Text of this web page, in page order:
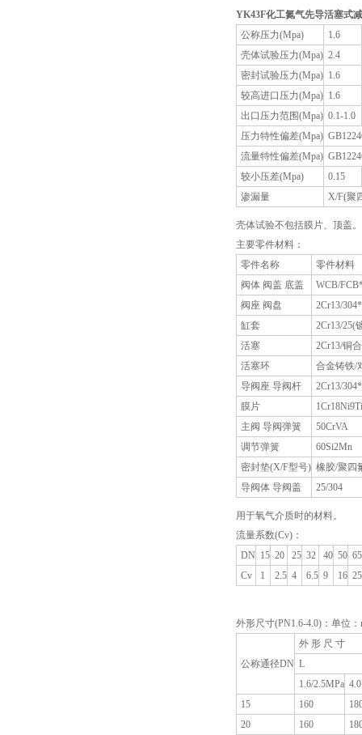
YK43F化工氮气先导活塞式
公称压力(Mpa)
1.6
壳体试验压力(Mpa) 2.4
密封试验压力(Mpa) 1.6
较高进口压力(Mpa) 1.6
出口压力范围(Mpa) 0.1-1.0
压力特性偏差(Mpa)
流量特性偏差(Mpa)
较小压差(Mpa)
0.15
渗漏量
X/F(聚
壳体试验不包括膜片、顶盖。
主要零件材料：
零件名称
零件材料
阀体 阀盖 底盖
WCB/
阀座 阀盘
2Cr13/304*
缸套
2Cr13/25(
活塞
2Cr13/铜
活塞环
合金铸铁/
导阀座 导阀杆
2Cr13/304*
膜片
1Cr18Ni9Ti
主阀 导阀弹簧
50CrVA
调节弹簧
60Si2Mn
密封垫(X/F型号) 橡胶/聚四
导阀体 导阀盖
25/304
用于氧气介质时的材料。
流量系数(Cv)：
DN 15 20 25 32 40 50 65
Cv
1 2.5 4 6.5 9 16 25
外形尺寸(PN1.6-4.0)：单位：
公称通径DN
外 形 尺 寸
L
1.6/2.5MPa
15
160
20
160